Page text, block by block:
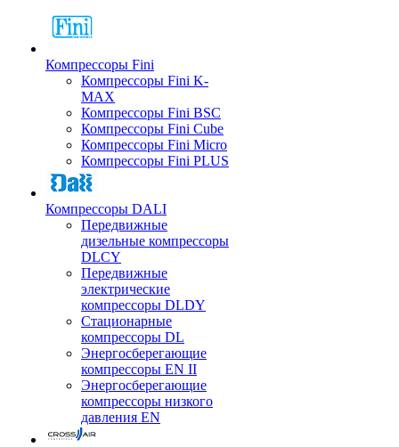
Компрессоры Fini
Компрессоры Fini K-
MAX
Компрессоры Fini BSC
Компрессоры Fini Cube
Компрессоры Fini Micro
Компрессоры Fini PLUS
Компрессоры DALI
Передвижные
дизельные компрессоры
DLCY
Передвижные
электрические
компрессоры DLDY
Стационарные
компрессоры DL
Энергосберегающие
компрессоры EN II
Энергосберегающие
компрессоры низкого
давления EN